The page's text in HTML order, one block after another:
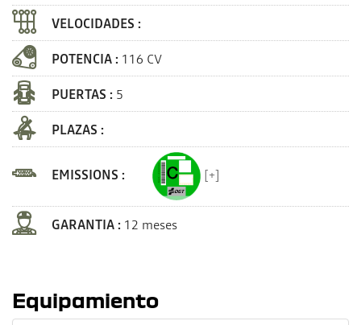
VELOCIDADES :
POTENCIA : 116 CV
PUERTAS : 5
PLAZAS :
EMISSIONS : [+]
GARANTIA : 12 meses
Equipamiento